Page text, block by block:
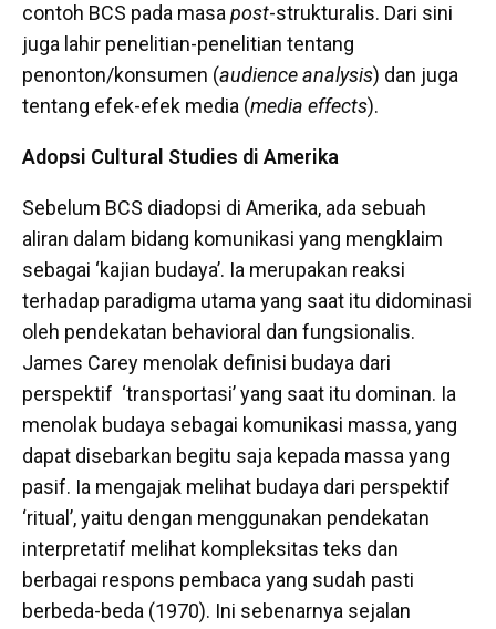
contoh BCS pada masapost-strukturalis. Dari sini
juga lahir penelitian-penelitian tentang
penonton/konsumen (audience analysis) dan juga
tentang efek-efek media (media effects).
Adopsi Cultural Studies di Amerika
Sebelum BCS diadopsi di Amerika, ada sebuah
aliran dalam bidang komunikasi yang mengklaim
sebagai ‘kajian budaya’. Ia merupakan reaksi
terhadap paradigma utama yang saat itu didominasi
oleh pendekatan behavioral dan fungsionalis.
James Carey menolak definisi budaya dari
perspektif ‘transportasi’ yang saat itu dominan. Ia
menolak budaya sebagai komunikasi massa, yang
dapat disebarkan begitu saja kepada massa yang
pasif. Ia mengajak melihat budaya dari perspektif
‘ritual’, yaitu dengan menggunakan pendekatan
interpretatif melihat kompleksitas teks dan
berbagai respons pembaca yang sudah pasti
berbeda-beda (1970). Ini sebenarnya sejalan